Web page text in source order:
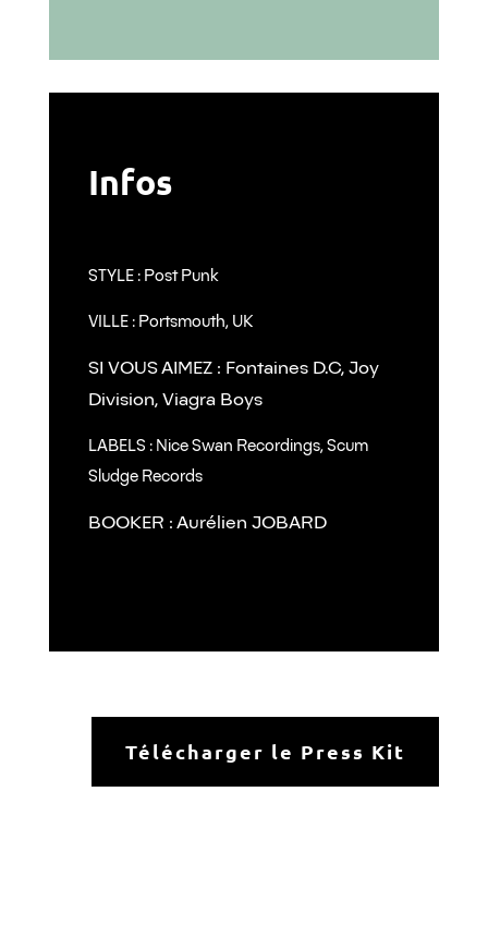
Infos
STYLE : Post Punk
VILLE : Portsmouth, UK
SI VOUS AIMEZ : Fontaines D.C, Joy
Division, Viagra Boys
LABELS : Nice Swan Recordings, Scum
Sludge Records
BOOKER : Aurélien JOBARD
Télécharger le Press Kit